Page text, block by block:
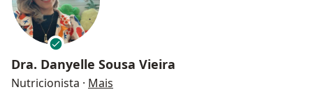
Dra. Danyelle Sousa Vieira
Nutricionista · Mais